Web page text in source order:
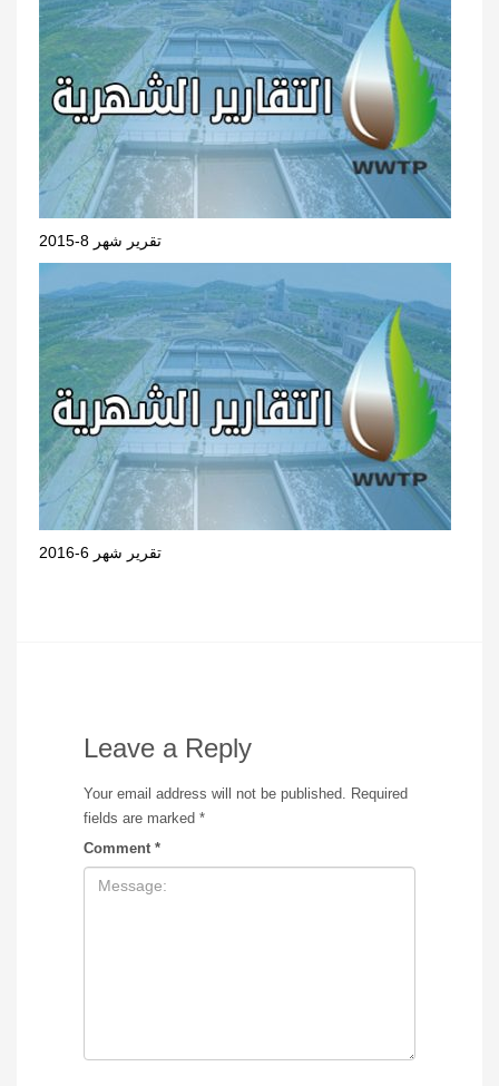
تقرير شهر 8-2015
تقرير شهر 6-2016
Leave a Reply
Your email address will not be published. Required
fields are marked *
Comment *